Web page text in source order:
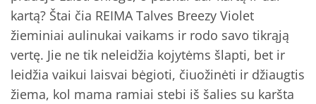
kartą? Štai čia REIMA Talves Breezy Violet
žieminiai aulinukai vaikams ir rodo savo tikrąją
vertę. Jie ne tik neleidžia kojytėms šlapti, bet ir
leidžia vaikui laisvai bėgioti, čiuožinėti ir džiaugtis
žiema, kol mama ramiai stebi iš šalies su karšta